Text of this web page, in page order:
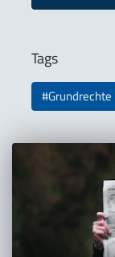
Tags
#Grundrechte